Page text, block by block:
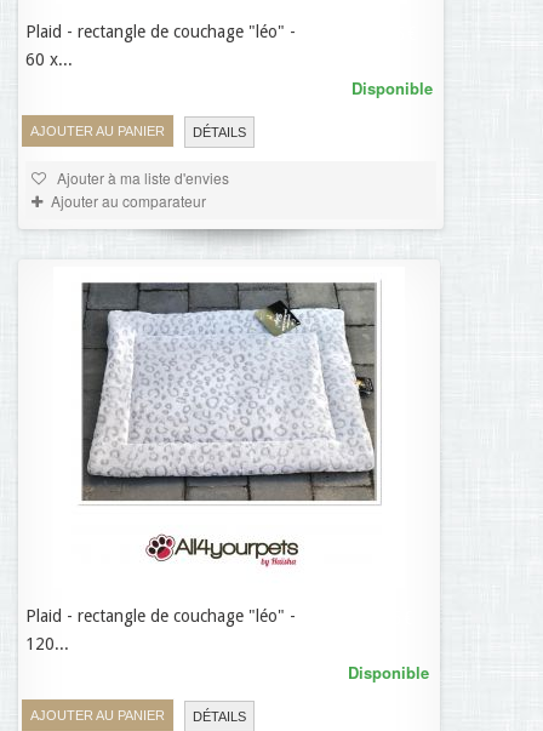
Plaid - rectangle de couchage "léo" -
60 x...
AJOUTER AU PANIER DÉTAILS
Disponible
Ajouter à ma liste d'envies
Ajouter au comparateur
Plaid - rectangle de couchage "léo" -
120...
AJOUTER AU PANIER DÉTAILS
Disponible